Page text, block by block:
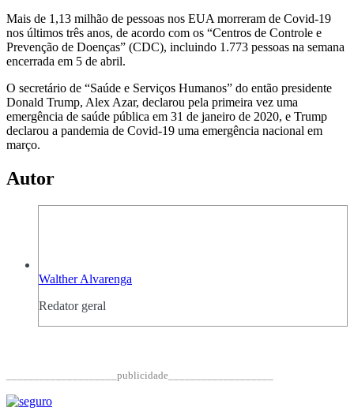
Mais de 1,13 milhão de pessoas nos EUA morreram de Covid-19
nos últimos três anos, de acordo com os “Centros de Controle e
Prevenção de Doenças” (CDC), incluindo 1.773 pessoas na semana
encerrada em 5 de abril.
O secretário de “Saúde e Serviços Humanos” do então presidente
Donald Trump, Alex Azar, declarou pela primeira vez uma
emergência de saúde pública em 31 de janeiro de 2020, e Trump
declarou a pandemia de Covid-19 uma emergência nacional em
março.
Autor
Walther Alvarenga
Redator geral
____________________publicidade___________________